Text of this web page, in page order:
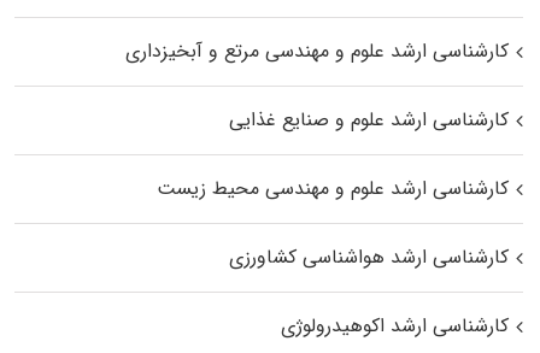
کارشناسی ارشد علوم و مهندسی مرتع و آبخیزداری
کارشناسی ارشد علوم و صنایع غذایی
کارشناسی ارشد علوم و مهندسی محیط زیست
کارشناسی ارشد هواشناسی کشاورزی
کارشناسی ارشد اکوهیدرولوژی